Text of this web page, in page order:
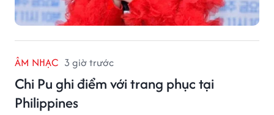
ÂM NHẠC 3 giờ trước
Chi Pu ghi điểm với trang phục tại
Philippines